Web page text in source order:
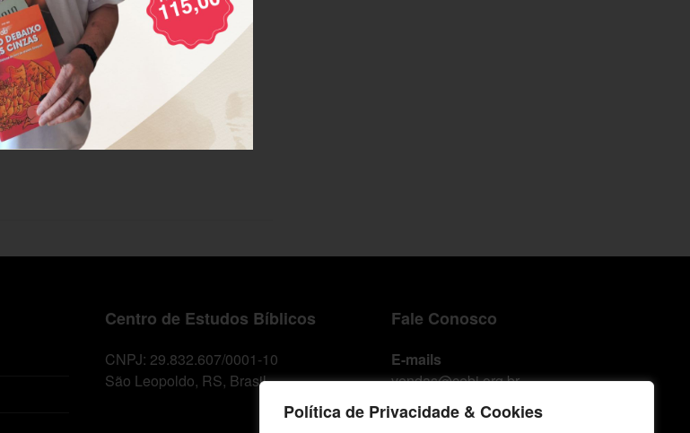
Política de Privacidade & Cookies
Centro de Estudos Bíblicos
CNPJ: 29.832.607/0001-10
São Leopoldo, RS, Brasil
Fale Conosco
E-mails
vendas@cebi.org.br
comunicacao@cebi.org.br